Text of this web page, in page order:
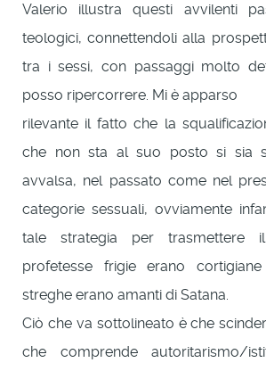
Valerio illustra questi avvilenti
teologici, connettendoli alla
tra i sessi, con passaggi molto
posso ripercorrere. Mi è apparso
rilevante il fatto che la
che non sta al suo posto si sia
avvalsa, nel passato come nel
categorie sessuali, ovviamente
tale strategia per trasmettere
profetesse frigie erano
streghe erano amanti di Satana.
Ciò che va sottolineato è che
che comprende autoritarismo/